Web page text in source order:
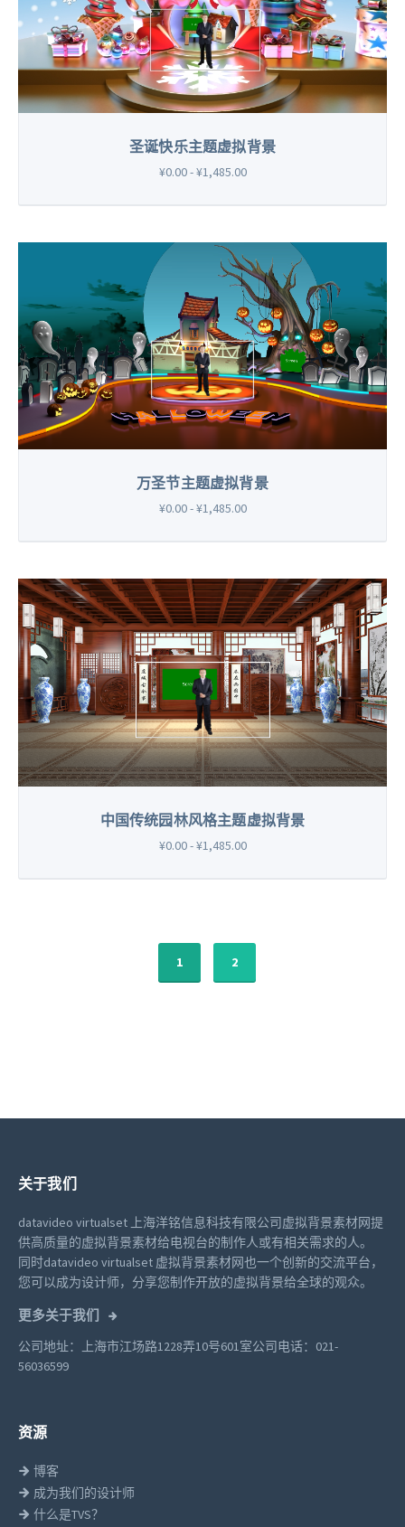
圣诞快乐主题虚拟背景
¥0.00 - ¥1,485.00
万圣节主题虚拟背景
¥0.00 - ¥1,485.00
中国传统园林风格主题虚拟背景
¥0.00 - ¥1,485.00
1 2
关于我们
datavideo virtualset 上海洋铭信息科技有限公司虚拟背景素材网提
供高质量的虚拟背景素材给电视台的制作人或有相关需求的人。
同时datavideo virtualset 虚拟背景素材网也一个创新的交流平台，
您可以成为设计师，分享您制作开放的虚拟背景给全球的观众。
更多关于我们
公司地址：上海市江场路1228弄10号601室公司电话：021-
56036599
资源
博客
成为我们的设计师
什么是TVS？